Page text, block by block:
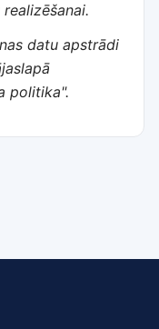
datu apstrādi
politika".